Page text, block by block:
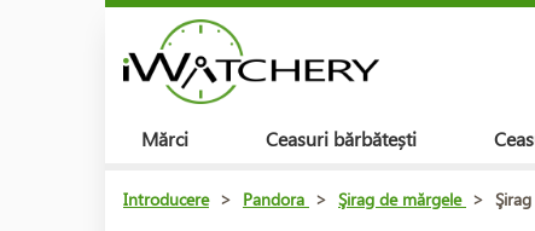
Mărci Ceasuri bărbătești
Introducere > Pandora > Şirag de mărgele >